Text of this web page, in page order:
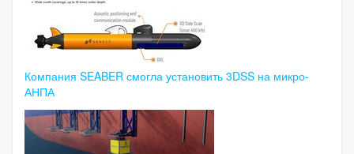
Компания SEABER смогла установить 3DSS на микро-
АНПА